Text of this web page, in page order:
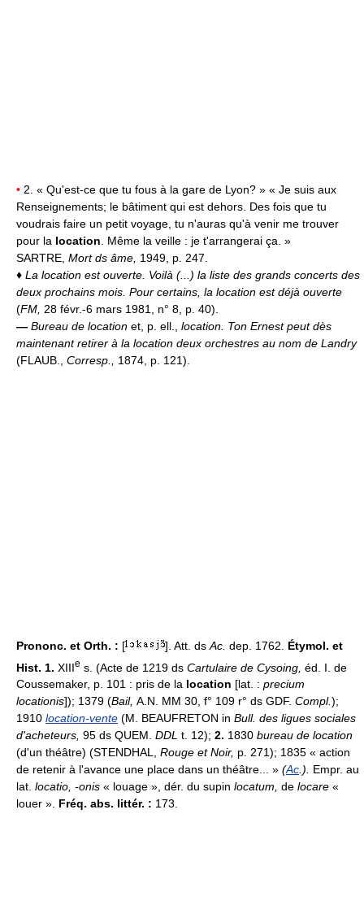
• 2. « Qu'est-ce que tu fous à la gare de Lyon? » « Je suis aux
Renseignements; le bâtiment qui est dehors. Des fois que tu
voudrais faire un petit voyage, tu n'auras qu'à venir me trouver
pour la location . Même la veille : je t'arrangerai ça. »
SARTRE, Mort ds âme, 1949, p. 247.
♦ La location est ouverte. Voilà (...) la liste des grands concerts des
deux prochains mois. Pour certains, la location est déjà ouverte
(FM, 28 févr.-6 mars 1981, n° 8, p. 40).
— Bureau de location et, p. ell., location. Ton Ernest peut dès
maintenant retirer à la location deux orchestres au nom de Landry
(FLAUB., Corresp., 1874, p. 121).
Prononc. et Orth. : [ ]. Att. ds Ac. dep. 1762. Étymol. et
Hist. 1. XIIIe s. (Acte de 1219 ds Cartulaire de Cysoing, éd. I. de
Coussemaker, p. 101 : pris de la location [lat. : precium
locationis]); 1379 (Bail, A.N. MM 30, f° 109 r° ds GDF. Compl.);
1910 location-vente (M. BEAUFRETON in Bull. des ligues sociales
d'acheteurs, 95 ds QUEM. DDL t. 12); 2. 1830 bureau de location
(d'un théâtre) (STENDHAL, Rouge et Noir, p. 271); 1835 « action
de retenir à l'avance une place dans un théâtre... » (Ac.). Empr. au
lat. locatio, -onis « louage », dér. du supin locatum, de locare «
louer ». Fréq. abs. littér. : 173.